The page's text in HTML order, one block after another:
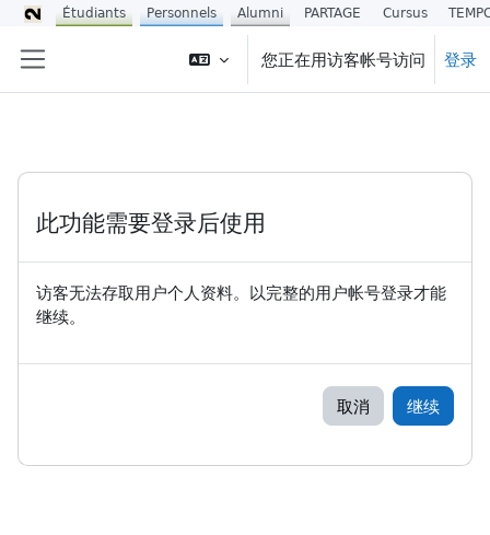
您正在用访客帐号访问 登录
此功能需要登录后使用
访客无法存取用户个人资料。以完整的用户帐号登录才能
继续。
取消 继续
Étudiants Personnels Alumni PARTAGE Cursus